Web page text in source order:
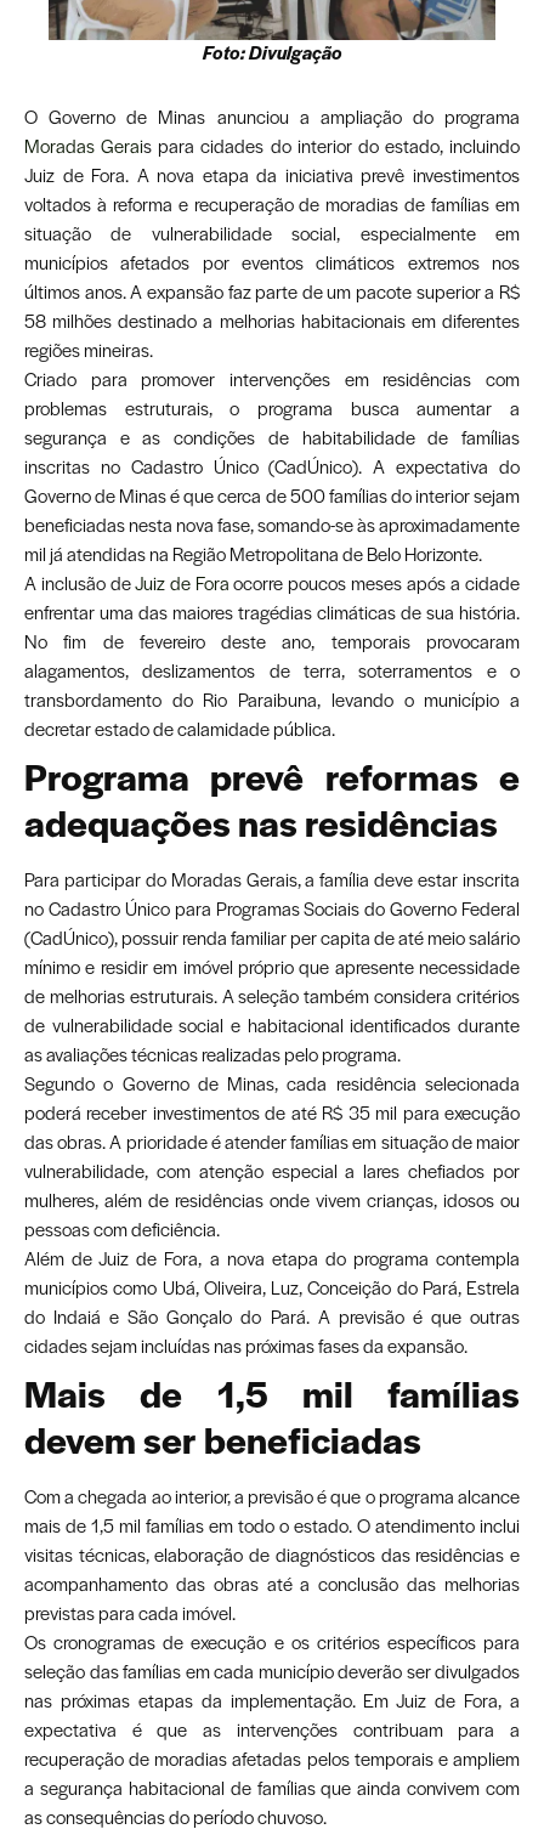
Foto: Divulgação
O Governo de Minas anunciou a ampliação do programa
Moradas Gerais para cidades do interior do estado, incluindo
Juiz de Fora. A nova etapa da iniciativa prevê investimentos
voltados à reforma e recuperação de moradias de famílias em
situação de vulnerabilidade social, especialmente em
municípios afetados por eventos climáticos extremos nos
últimos anos. A expansão faz parte de um pacote superior a R$
58 milhões destinado a melhorias habitacionais em diferentes
regiões mineiras.
Criado para promover intervenções em residências com
problemas estruturais, o programa busca aumentar a
segurança e as condições de habitabilidade de famílias
inscritas no Cadastro Único (CadÚnico). A expectativa do
Governo de Minas é que cerca de 500 famílias do interior sejam
beneficiadas nesta nova fase, somando-se às aproximadamente
mil já atendidas na Região Metropolitana de Belo Horizonte.
A inclusão deJuiz de Foraocorre poucos meses após a cidade
enfrentar uma das maiores tragédias climáticas de sua história.
No fim de fevereiro deste ano, temporais provocaram
alagamentos, deslizamentos de terra, soterramentos e o
transbordamento do Rio Paraibuna, levando o município a
decretar estado de calamidade pública.
Programa prevê reformas e
adequações nas residências
Para participar do Moradas Gerais, a família deve estar inscrita
no Cadastro Único para Programas Sociais do Governo Federal
(CadÚnico), possuir renda familiar per capita de até meio salário
mínimo e residir em imóvel próprio que apresente necessidade
de melhorias estruturais. A seleção também considera critérios
de vulnerabilidade social e habitacional identificados durante
as avaliações técnicas realizadas pelo programa.
Segundo o Governo de Minas, cada residência selecionada
poderá receber investimentos de até R$ 35 mil para execução
das obras. A prioridade é atender famílias em situação de maior
vulnerabilidade, com atenção especial a lares chefiados por
mulheres, além de residências onde vivem crianças, idosos ou
pessoas com deficiência.
Além de Juiz de Fora, a nova etapa do programa contempla
municípios como Ubá, Oliveira, Luz, Conceição do Pará, Estrela
do Indaiá e São Gonçalo do Pará. A previsão é que outras
cidades sejam incluídas nas próximas fases da expansão.
Mais de 1,5 mil famílias
devem ser beneficiadas
Com a chegada ao interior, a previsão é que o programa alcance
mais de 1,5 mil famílias em todo o estado. O atendimento inclui
visitas técnicas, elaboração de diagnósticos das residências e
acompanhamento das obras até a conclusão das melhorias
previstas para cada imóvel.
Os cronogramas de execução e os critérios específicos para
seleção das famílias em cada município deverão ser divulgados
nas próximas etapas da implementação. Em Juiz de Fora, a
expectativa é que as intervenções contribuam para a
recuperação de moradias afetadas pelos temporais e ampliem
a segurança habitacional de famílias que ainda convivem com
as consequências do período chuvoso.